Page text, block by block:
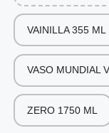
VAINILLA 355 ML
VASO MUNDIAL
ZERO 1750 ML